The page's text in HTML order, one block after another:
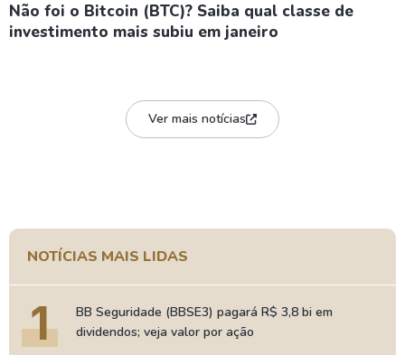
Não foi o Bitcoin (BTC)? Saiba qual classe de
investimento mais subiu em janeiro
Ver mais notícias
NOTÍCIAS MAIS LIDAS
1
BB Seguridade (BBSE3) pagará R$ 3,8 bi em
dividendos; veja valor por ação